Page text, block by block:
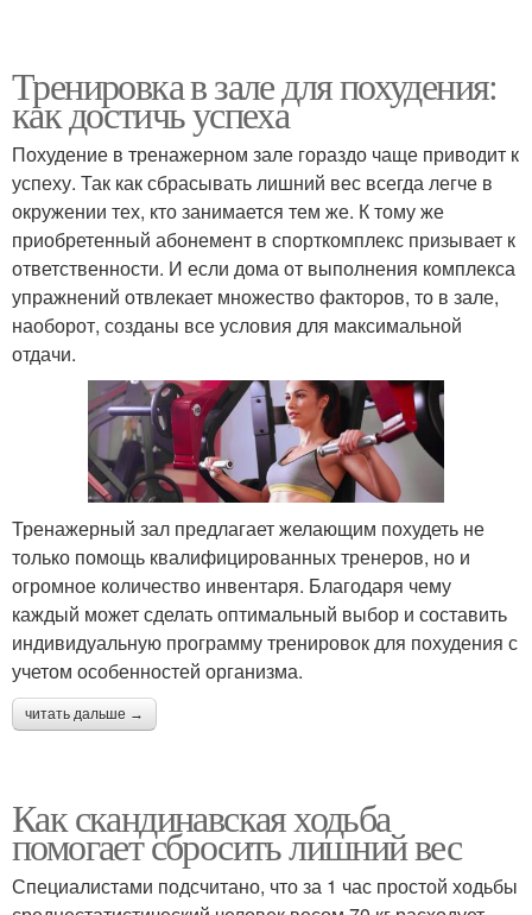
Тренировка в зале для похудения:
как достичь успеха
Похудение в тренажерном зале гораздо чаще приводит к
успеху. Так как сбрасывать лишний вес всегда легче в
окружении тех, кто занимается тем же. К тому же
приобретенный абонемент в спорткомплекс призывает к
ответственности. И если дома от выполнения комплекса
упражнений отвлекает множество факторов, то в зале,
наоборот, созданы все условия для максимальной
отдачи.
Тренажерный зал предлагает желающим похудеть не
только помощь квалифицированных тренеров, но и
огромное количество инвентаря. Благодаря чему
каждый может сделать оптимальный выбор и составить
индивидуальную программу тренировок для похудения с
учетом особенностей организма.
читать дальше →
Как скандинавская ходьба
помогает сбросить лишний вес
Специалистами подсчитано, что за 1 час простой ходьбы